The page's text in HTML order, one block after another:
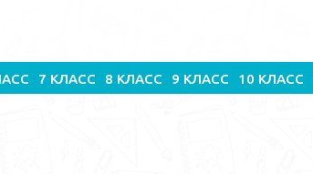
7 КЛАСС 8 КЛАСС 9 КЛАСС 10 КЛАСС